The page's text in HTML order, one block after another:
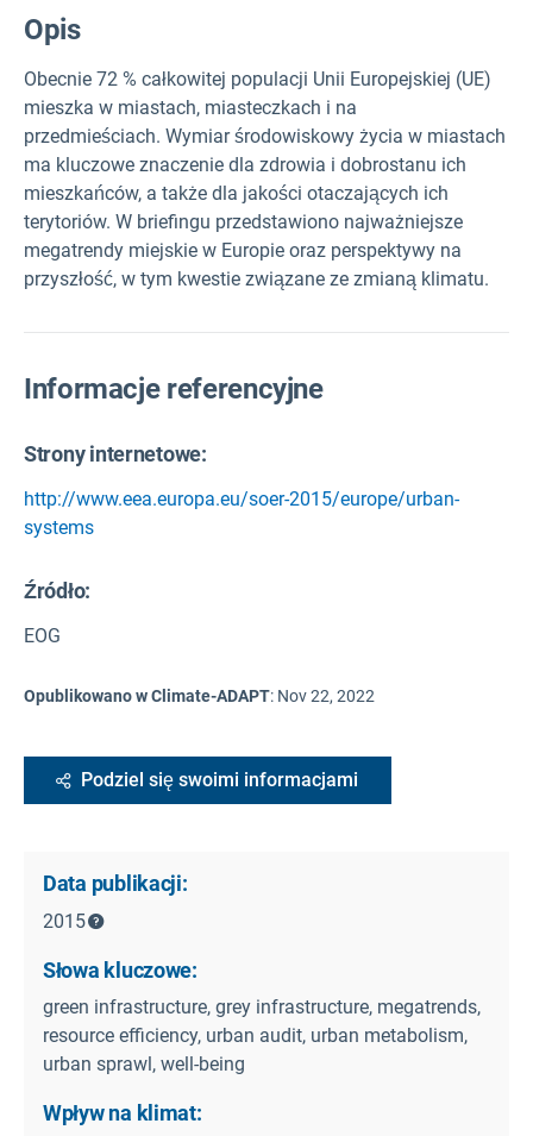
Opis
Obecnie 72 % całkowitej populacji Unii Europejskiej (UE)
mieszka w miastach, miasteczkach i na
przedmieściach. Wymiar środowiskowy życia w miastach
ma kluczowe znaczenie dla zdrowia i dobrostanu ich
mieszkańców, a także dla jakości otaczających ich
terytoriów. W briefingu przedstawiono najważniejsze
megatrendy miejskie w Europie oraz perspektywy na
przyszłość, w tym kwestie związane ze zmianą klimatu.
Informacje referencyjne
Strony internetowe:
http://www.eea.europa.eu/soer-2015/europe/urban-
systems
Źródło:
EOG
Opublikowano w Climate-ADAPT: Nov 22, 2022
Podziel się swoimi informacjami
Data publikacji:
2015
Słowa kluczowe:
green infrastructure, grey infrastructure, megatrends,
resource efficiency, urban audit, urban metabolism,
urban sprawl, well-being
Wpływ na klimat: